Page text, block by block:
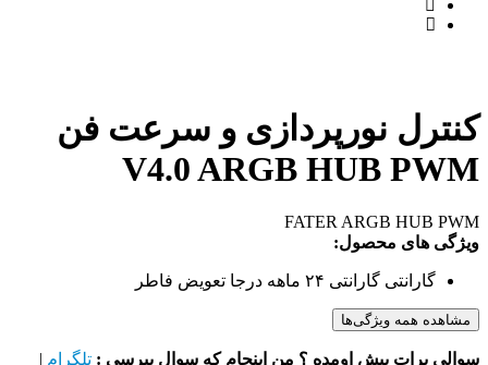
کنترل نورپردازی و سرعت فن
V4.0 ARGB HUB PWM
FATER ARGB HUB PWM
ویژگی های محصول:
گارانتی گارانتی ۲۴ ماهه درجا تعویض فاطر
مشاهده همه ویژگی‌ها
سوالی برات پیش اومده ؟ من اینجام که سوال بپرسی : تلگرام |